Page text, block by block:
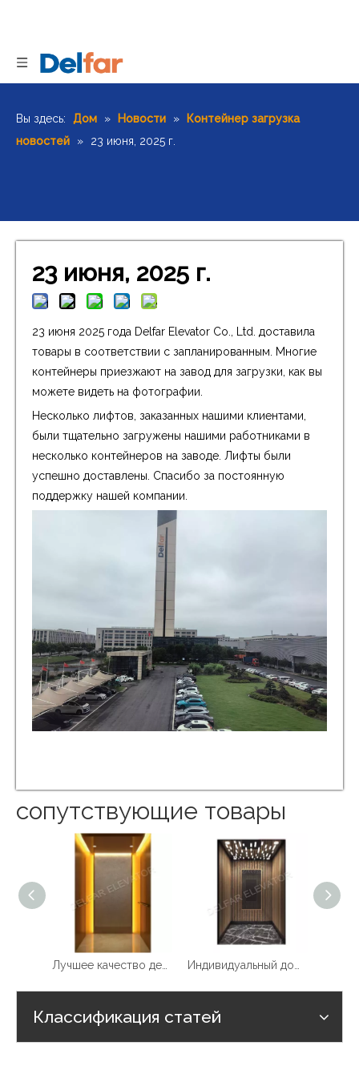
Вы здесь: Дом » Новости »
Контейнер загрузка
новостей
» 23 июня, 2025 г.
23 июня, 2025 г.
23 июня 2025 года Delfar Elevator Co., Ltd. доставила
товары в соответствии с запланированным. Многие
контейнеры приезжают на завод для загрузки, как вы
можете видеть на фотографии.
Несколько лифтов, заказанных нашими клиентами,
были тщательно загружены нашими работниками в
несколько контейнеров на заводе. Лифты были
успешно доставлены. Спасибо за постоянную
поддержку нашей компании.
сопутствующие товары
Классификация статей